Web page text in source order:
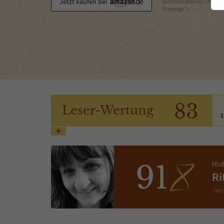
(Anzeige*)
Leser-Wertung 83
1
91